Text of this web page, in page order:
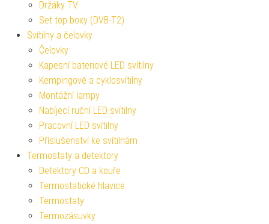
Držáky TV
Set top boxy (DVB-T2)
Svítilny a čelovky
Čelovky
Kapesní bateriové LED svítilny
Kempingové a cyklosvítilny
Montážní lampy
Nabíjecí ruční LED svítilny
Pracovní LED svítilny
Příslušenství ke svítilnám
Termostaty a detektory
Detektory CO a kouře
Termostatické hlavice
Termostaty
Termozásuvky